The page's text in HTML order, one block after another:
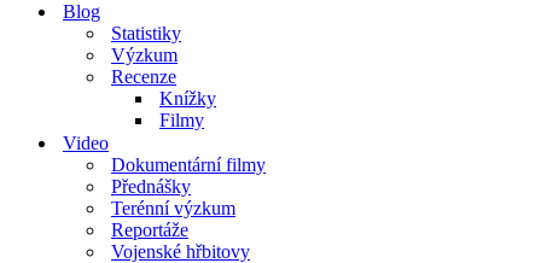
Blog
Statistiky
Výzkum
Recenze
Knížky
Filmy
Video
Dokumentární filmy
Přednášky
Terénní výzkum
Reportáže
Vojenské hřbitovy